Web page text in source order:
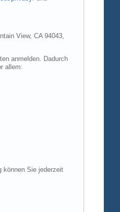
View, CA 94043,
anmelden. Dadurch
allem:
können Sie jederzeit